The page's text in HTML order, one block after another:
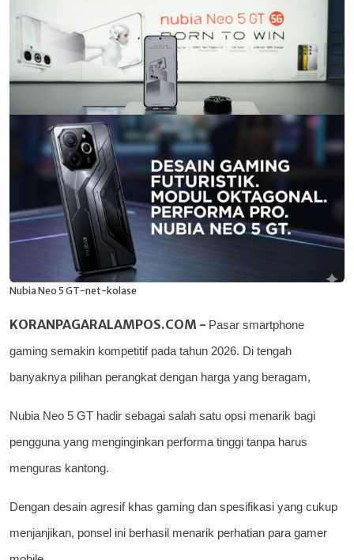
Nubia Neo 5 GT-net-kolase
KORANPAGARALAMPOS.COM - Pasar smartphone
gaming semakin kompetitif pada tahun 2026. Di tengah
banyaknya pilihan perangkat dengan harga yang beragam,
Nubia Neo 5 GT hadir sebagai salah satu opsi menarik bagi
pengguna yang menginginkan performa tinggi tanpa harus
menguras kantong.
Dengan desain agresif khas gaming dan spesifikasi yang cukup
menjanjikan, ponsel ini berhasil menarik perhatian para gamer